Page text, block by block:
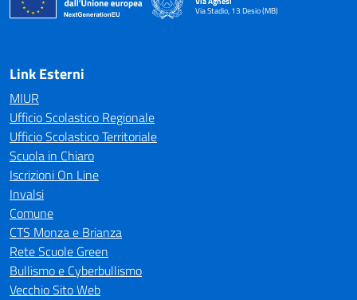
Via Stadio, 13 Desio (MB)
— Visita la pagina iniziale della scuola
Link Esterni
MIUR
Ufficio Scolastico Regionale
Ufficio Scolastico Territoriale
Scuola in Chiaro
Iscrizioni On Line
Invalsi
Comune
CTS Monza e Brianza
Rete Scuole Green
Bullismo e Cyberbullismo
Vecchio Sito Web